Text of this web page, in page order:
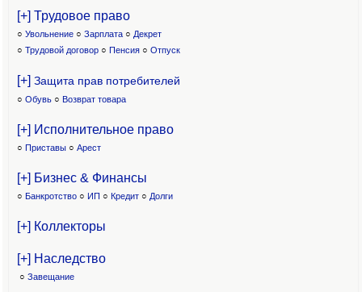
[+] Трудовое право
○ Увольнение ○ Зарплата ○ Декрет
○ Трудовой договор ○ Пенсия ○ Отпуск
[+] Защита прав потребителей
○ Обувь ○ Возврат товара
[+] Исполнительное право
○ Приставы ○ Арест
[+] Бизнес & Финансы
○ Банкротство ○ ИП ○ Кредит ○ Долги
[+] Коллекторы
[+] Наследство
○ Завещание